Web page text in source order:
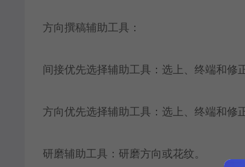
方向撰稿辅助工具：
间接优先选择辅助工具：选上、终端和修
方向优先选择辅助工具：选上、终端和修
研磨辅助工具：研磨方向或花纹。